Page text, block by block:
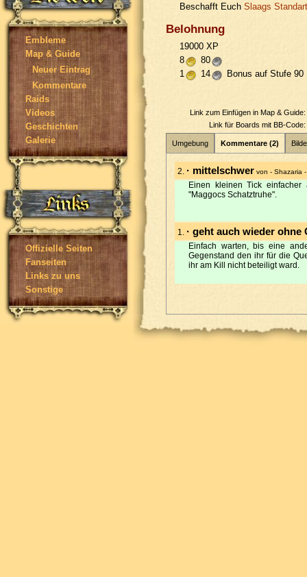
Embleme
Map & Guide
Neuer Eintrag
Kommentare
Raids
Videos
Geschichten
Galerie
Offizielle Seiten
Fanseiten
Links zu uns
Sonstige
Beschafft Euch Slaags
Belohnung
19000 XP
8
80
1
14 Bonus auf Stufe 90
Link zum Einfügen in Map & Guide:
Link für Boards mit BB-Code:
Umgebung Kommentare (2)
2. · mittelschwer von - Shazaria
Einen kleinen Tick
"Maggocs Schatztruhe".
1. · geht auch wieder ohne
Einfach warten, bis eine
Gegenstand den ihr für die
ihr am Kill nicht beteiligt ward.